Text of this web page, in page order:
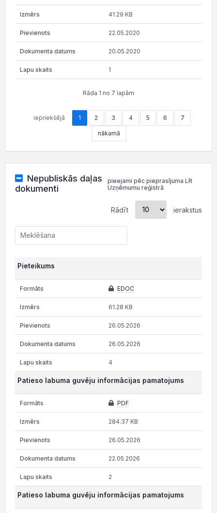
41.29 KB
22.05.2020
20.05.2020
1
Rāda 1 no 7 lapām
iepriekšējā 1 2 3 4 5 6 7
nākamā
Nepubliskās daļas
dokumenti
pieejami pēc pieprasījuma LR
Uzņēmumu reģistrā
Rādīt ierakstus
Pieteikums
EDOC
61.28 KB
26.05.2026
26.05.2026
4
Patieso labuma guvēju informācijas pamatojums
PDF
284.37 KB
26.05.2026
22.05.2026
2
Patieso labuma guvēju informācijas pamatojums